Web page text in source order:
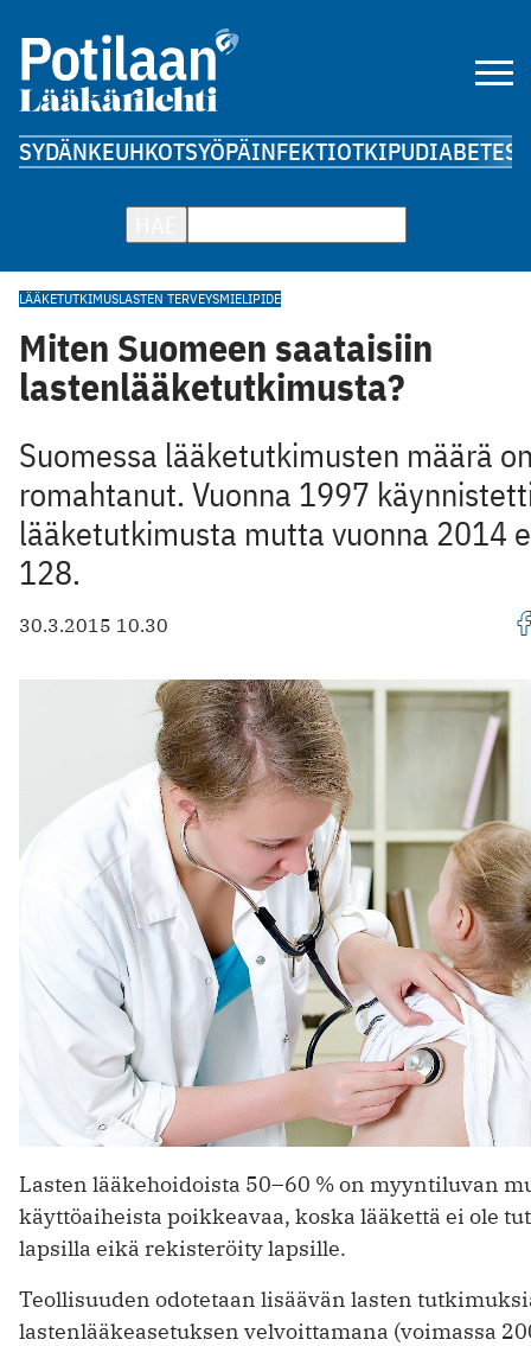
SYDÄNKEUHKOTSYÖPÄINFEKTIOTKIPUDIABETES
LÄÄKETUTKIMUSLASTEN TERVEYSMIELIPIDE
Miten Suomeen saataisiin
lastenlääketutkimusta?
Suomessa lääketutkimusten määrä
romahtanut. Vuonna 1997
lääketutkimusta mutta vuonna 2014
128.
30.3.2015 10.30
Lasten lääkehoidoista 50–60 % on myyntiluvan
käyttöaiheista poikkeavaa, koska lääkettä ei ole
lapsilla eikä rekisteröity lapsille.
Teollisuuden odotetaan lisäävän lasten
lastenlääkeasetuksen velvoittamana (voimassa